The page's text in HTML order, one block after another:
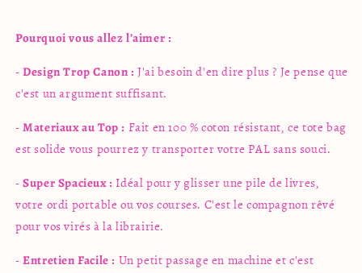
Pourquoi vous allez l’aimer :
-Design Trop Canon : J'ai besoin d'en dire plus ? Je pense que
c'est un argument suffisant.
-Materiaux au Top : Fait en 100 % coton résistant, ce tote bag
est solide vous pourrez y transporter votre PAL sans souci.
-Super Spacieux : Idéal pour y glisser une pile de livres,
votre ordi portable ou vos courses. C'est le compagnon rêvé
pour vos virés à la librairie.
-Entretien Facile : Un petit passage en machine et c'est